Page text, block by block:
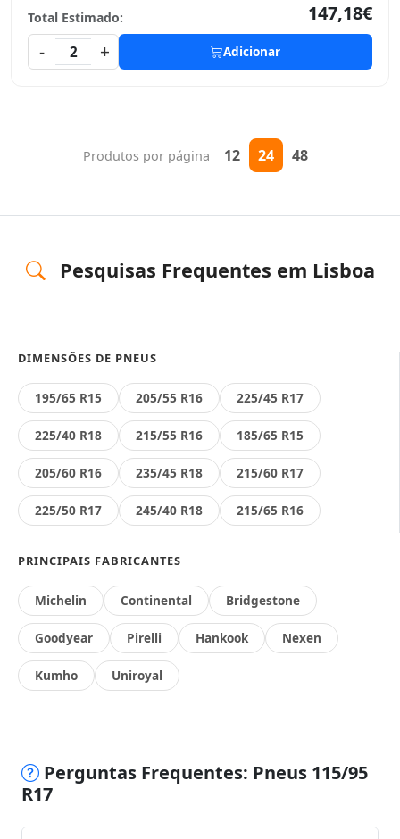
Total Estimado:
147,18€
-
2 + Adicionar
Produtos por página 12 24 48
Pesquisas Frequentes em Lisboa
DIMENSÕES DE PNEUS
195/65 R15 205/55 R16 225/45 R17
225/40 R18 215/55 R16 185/65 R15
205/60 R16 235/45 R18 215/60 R17
225/50 R17 245/40 R18 215/65 R16
PRINCIPAIS FABRICANTES
Michelin Continental Bridgestone
Goodyear Pirelli Hankook Nexen
Kumho Uniroyal
Perguntas Frequentes: Pneus 115/95
R17